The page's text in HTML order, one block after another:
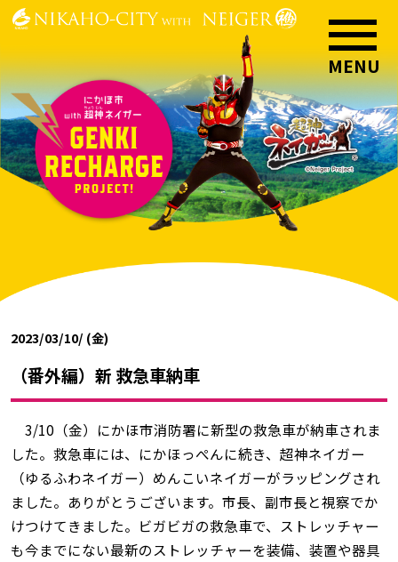
2023/03/10/ (金)
（番外編）新 救急車納車
3/10（金）にかほ市消防署に新型の救急車が納車されま
した。救急車には、にかほっぺんに続き、超神ネイガー
（ゆるふわネイガー）めんこいネイガーがラッピングされ
ました。ありがとうございます。市長、副市長と視察でか
けつけてきました。ビガビガの救急車で、ストレッチャー
も今までにない最新のストレッチャーを装備、装置や器具